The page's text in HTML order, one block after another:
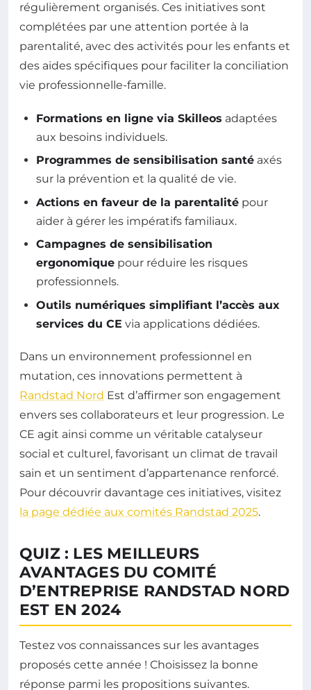
régulièrement organisés. Ces initiatives sont
complétées par une attention portée à la
parentalité, avec des activités pour les enfants et
des aides spécifiques pour faciliter la conciliation
vie professionnelle-famille.
Formations en ligne via Skilleos adaptées
aux besoins individuels.
Programmes de sensibilisation santé axés
sur la prévention et la qualité de vie.
Actions en faveur de la parentalité pour
aider à gérer les impératifs familiaux.
Campagnes de sensibilisation
ergonomique pour réduire les risques
professionnels.
Outils numériques simplifiant l’accès aux
services du CE via applications dédiées.
Dans un environnement professionnel en
mutation, ces innovations permettent à
Randstad Nord Est d’affirmer son engagement
envers ses collaborateurs et leur progression. Le
CE agit ainsi comme un véritable catalyseur
social et culturel, favorisant un climat de travail
sain et un sentiment d’appartenance renforcé.
Pour découvrir davantage ces initiatives, visitez
la page dédiée aux comités Randstad 2025.
QUIZ : LES MEILLEURS
AVANTAGES DU COMITÉ
D’ENTREPRISE RANDSTAD NORD
EST EN 2024
Testez vos connaissances sur les avantages
proposés cette année ! Choisissez la bonne
réponse parmi les propositions suivantes.